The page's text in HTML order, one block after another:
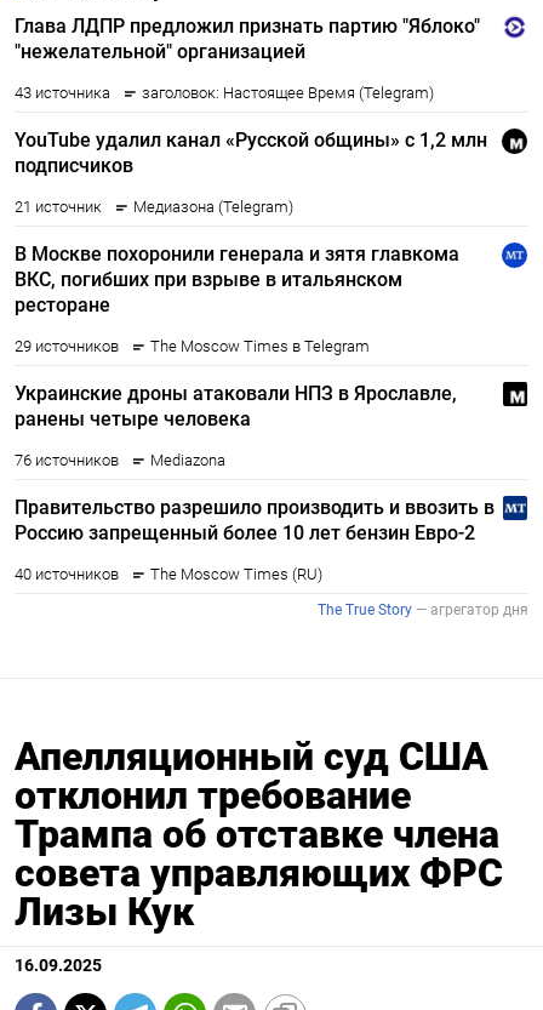
Апелляционный суд США
отклонил требование
Трампа об отставке члена
совета управляющих ФРС
Лизы Кук
16.09.2025